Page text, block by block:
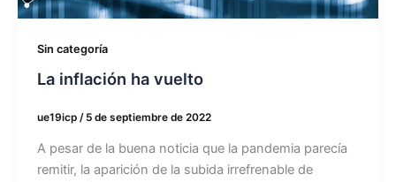
Sin categoría
La inflación ha vuelto
ue19icp / 5 de septiembre de 2022
A pesar de la buena noticia que la pandemia parecía
remitir, la aparición de la subida irrefrenable de